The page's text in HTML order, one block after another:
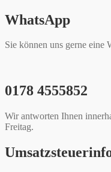
WhatsApp
Sie können uns gerne eine
0178 4555852
Wir antworten Ihnen
Freitag.